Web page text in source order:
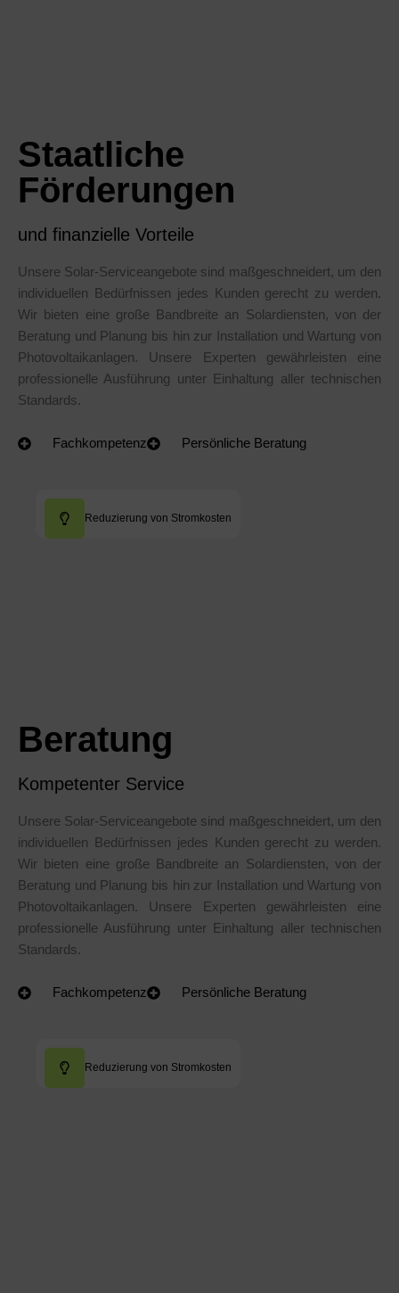
Staatliche
Förderungen
und finanzielle Vorteile
Unsere Solar-Serviceangebote sind maßgeschneidert, um den
individuellen Bedürfnissen jedes Kunden gerecht zu werden.
Wir bieten eine große Bandbreite an Solardiensten, von der
Beratung und Planung bis hin zur Installation und Wartung von
Photovoltaikanlagen. Unsere Experten gewährleisten eine
professionelle Ausführung unter Einhaltung aller technischen
Standards.
Fachkompetenz Persönliche Beratung
Reduzierung von Stromkosten
Reduzierung von Stromkosten
Beratung
Kompetenter Service
Unsere Solar-Serviceangebote sind maßgeschneidert, um den
individuellen Bedürfnissen jedes Kunden gerecht zu werden.
Wir bieten eine große Bandbreite an Solardiensten, von der
Beratung und Planung bis hin zur Installation und Wartung von
Photovoltaikanlagen. Unsere Experten gewährleisten eine
professionelle Ausführung unter Einhaltung aller technischen
Standards.
Fachkompetenz Persönliche Beratung